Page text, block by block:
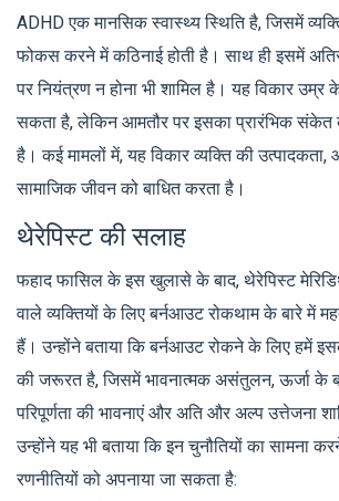
ADHD एक मानसिक स्वास्थ्य स्थिति है, जिसमें
फोकस करने में कठिनाई होती है। साथ ही इसमें
पर नियंत्रण न होना भी शामिल है। यह विकार उम्र
सकता है, लेकिन आमतौर पर इसका प्रारंभिक संकेत
है। कई मामलों में, यह विकार व्यक्ति की
सामाजिक जीवन को बाधित करता है।
थेरेपिस्ट की सलाह
फहाद फासिल के इस खुलासे के बाद, थेरेपिस्ट
वाले व्यक्तियों के लिए बर्नआउट रोकथाम के बारे में
हैं। उन्होंने बताया कि बर्नआउट रोकने के लिए हमें
की जरूरत है, जिसमें भावनात्मक असंतुलन, ऊर्जा के
परिपूर्णता की भावनाएं और अति और अल्प उत्तेजना
उन्होंने यह भी बताया कि इन चुनौतियों का सामना
रणनीतियों को अपनाया जा सकता है: